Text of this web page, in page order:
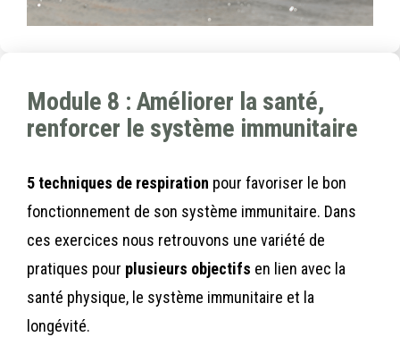
Module 8 : Améliorer la santé,
renforcer le système immunitaire
5 techniques de respiration pour favoriser le bon
fonctionnement de son système immunitaire. Dans
ces exercices nous retrouvons une variété de
pratiques pour plusieurs objectifs en lien avec la
santé physique, le système immunitaire et la
longévité.